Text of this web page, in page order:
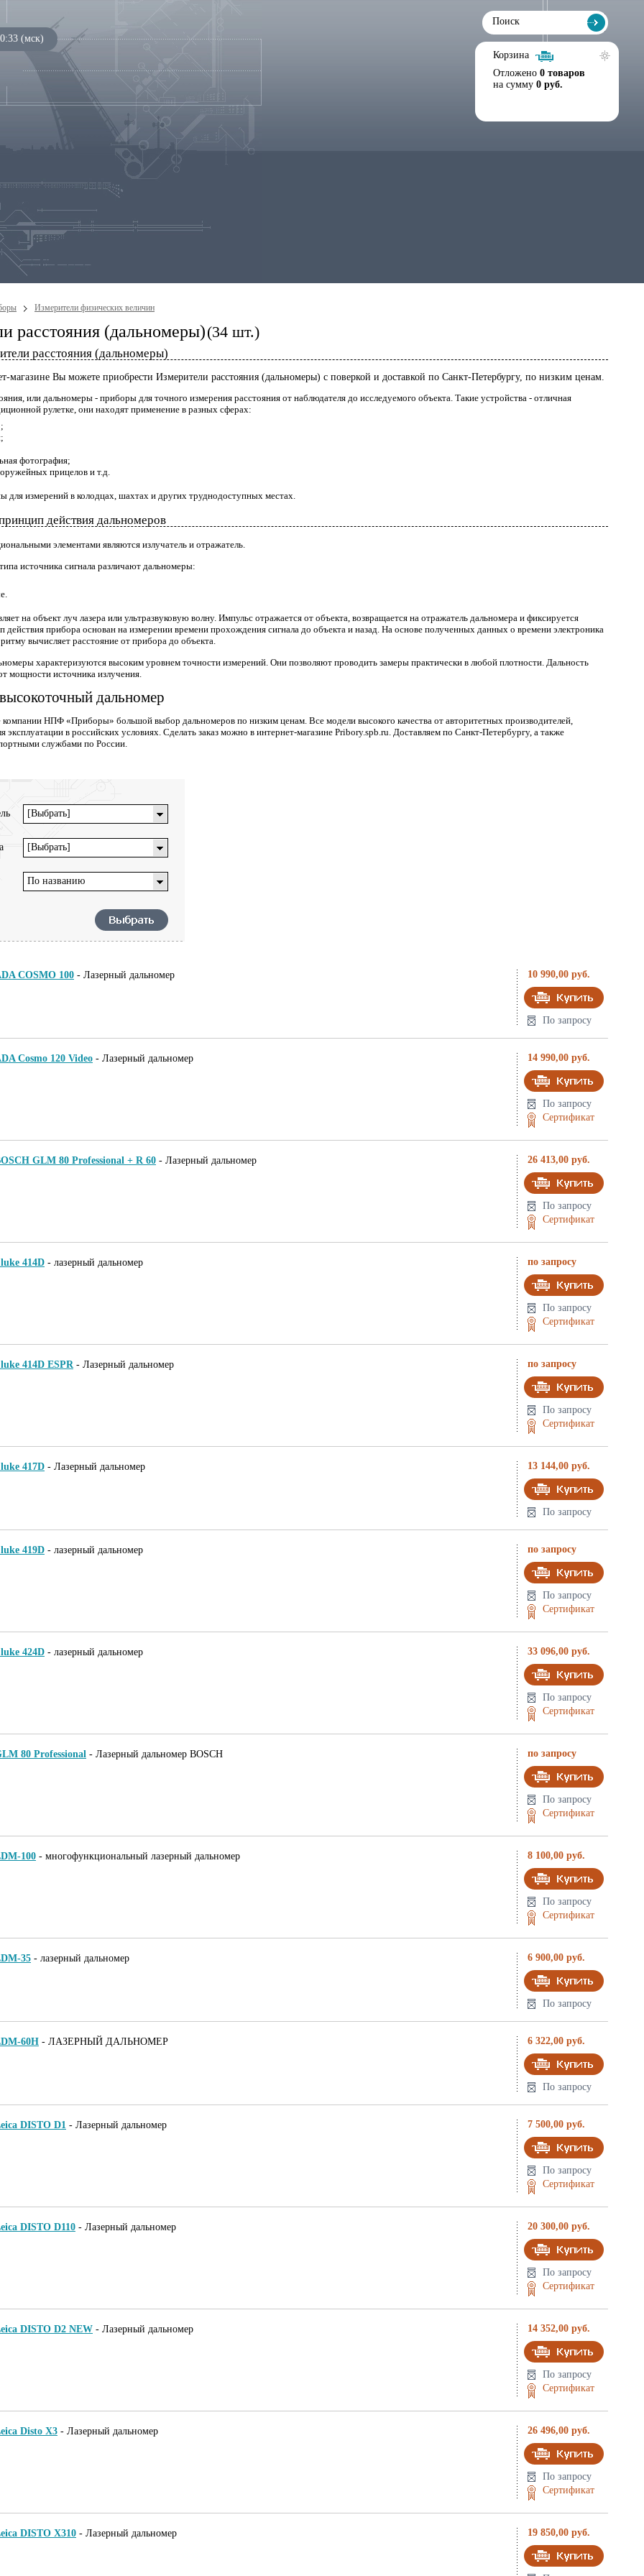
(мск)
Корзина
Отложено 0 товаров
на сумму 0 руб.
Измерители физических величин
расстояния (дальномеры)(34 шт.)
расстояния (дальномеры)
магазине Вы можете приобрести Измерители расстояния (дальномеры) с поверкой и доставкой по Санкт-Петербургу, по низким ценам.
или дальномеры - приборы для точного измерения расстояния от наблюдателя до исследуемого объекта. Такие устройства - отличная
рулетке, они находят применение в разных сферах:
фотография;
прицелов и т.д.
для измерений в колодцах, шахтах и других труднодоступных местах.
действия дальномеров
элементами являются излучатель и отражатель.
источника сигнала различают дальномеры:
на объект луч лазера или ультразвуковую волну. Импульс отражается от объекта, возвращается на отражатель дальномера и фиксируется
действия прибора основан на измерении времени прохождения сигнала до объекта и назад. На основе полученных данных о времени электроника
вычисляет расстояние от прибора до объекта.
характеризуются высоким уровнем точности измерений. Они позволяют проводить замеры практически в любой плотности. Дальность
мощности источника излучения.
дальномер
компании НПФ «Приборы» большой выбор дальномеров по низким ценам. Все модели высокого качества от авторитетных производителей,
эксплуатации в российских условиях. Сделать заказ можно в интернет-магазине Pribory.spb.ru. Доставляем по Санкт-Петербургу, а также
службами по России.
[Выбрать]
[Выбрать]
По названию
COSMO 100 - Лазерный дальномер 10 990,00 руб.
По запросу
Cosmo 120 Video - Лазерный дальномер 14 990,00 руб.
По запросу
Сертификат
GLM 80 Professional + R 60 - Лазерный дальномер 26 413,00 руб.
По запросу
Сертификат
414D - лазерный дальномер по запросу
По запросу
Сертификат
414D ESPR- Лазерный дальномер по запросу
По запросу
Сертификат
417D - Лазерный дальномер 13 144,00 руб.
По запросу
419D - лазерный дальномер по запросу
По запросу
Сертификат
424D - лазерный дальномер 33 096,00 руб.
По запросу
Сертификат
80 Professional - Лазерный дальномер BOSCH по запросу
По запросу
Сертификат
100 - многофункциональный лазерный дальномер 8 100,00 руб.
По запросу
Сертификат
35 - лазерный дальномер 6 900,00 руб.
По запросу
60H - ЛАЗЕРНЫЙ ДАЛЬНОМЕР 6 322,00 руб.
По запросу
DISTO D1 - Лазерный дальномер 7 500,00 руб.
По запросу
Сертификат
DISTO D110 - Лазерный дальномер 20 300,00 руб.
По запросу
Сертификат
DISTO D2 NEW - Лазерный дальномер 14 352,00 руб.
По запросу
Сертификат
Disto X3 - Лазерный дальномер 26 496,00 руб.
По запросу
Сертификат
DISTO X310 - Лазерный дальномер 19 850,00 руб.